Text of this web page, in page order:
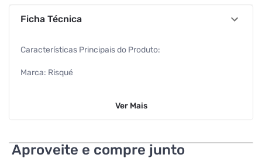
Ficha Técnica
Características Principais do Produto:
Marca: Risqué
Hipoalergênico: Sim
Ver Mais
Aproveite e compre junto